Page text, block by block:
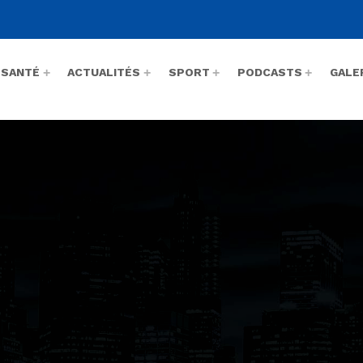
SANTÉ ACTUALITÉS SPORT PODCASTS